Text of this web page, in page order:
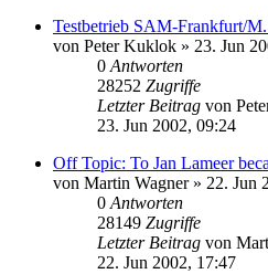
Testbetrieb SAM-Frankfurt/
von Peter Kuklok » 23. Jun
0 Antworten
28252 Zugriffe
Letzter Beitrag von
23. Jun 2002, 09:24
Off Topic: To Jan Lameer
von Martin Wagner» 22. Jun
0 Antworten
28149 Zugriffe
Letzter Beitrag von
22. Jun 2002, 17:47